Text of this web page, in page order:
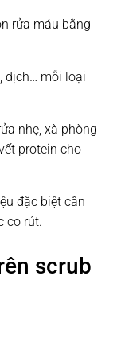
rửa máu bằng
dịch… mỗi loại
nhẹ, xà phòng
protein cho
đặc biệt cần
co rút.
scrub